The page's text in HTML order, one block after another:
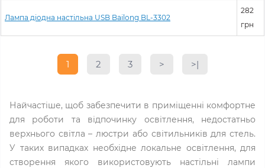
Лампа діодна настільна USB Bailong BL-3302
282
грн
1 2 3 > >|
Найчастіше, щоб забезпечити в приміщенні комфортне
для роботи та відпочинку освітлення, недостатньо
верхнього світла – люстри або світильників для стель.
У таких випадках необхідне локальне освітлення, для
створення якого використовують настільні лампи